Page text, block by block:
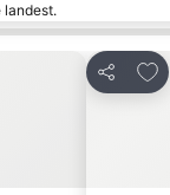
landest.
Teilen
Zu